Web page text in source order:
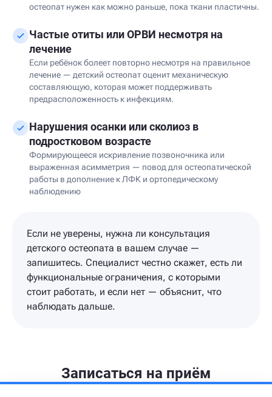
остеопат нужен как можно раньше, пока ткани пластичны.
Частые отиты или ОРВИ несмотря на
лечение
Если ребёнок болеет повторно несмотря на правильное
лечение — детский остеопат оценит механическую
составляющую, которая может поддерживать
предрасположенность к инфекциям.
Нарушения осанки или сколиоз в
подростковом возрасте
Формирующееся искривление позвоночника или
выраженная асимметрия — повод для остеопатической
работы в дополнение к ЛФК и ортопедическому
наблюдению
Если не уверены, нужна ли консультация
детского остеопата в вашем случае —
запишитесь. Специалист честно скажет, есть ли
функциональные ограничения, с которыми
стоит работать, и если нет — объяснит, что
наблюдать дальше.
Записаться на приём